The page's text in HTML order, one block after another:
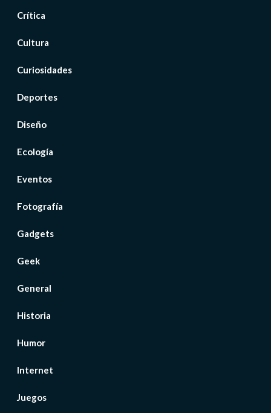
Crítica
Cultura
Curiosidades
Deportes
Diseño
Ecología
Eventos
Fotografía
Gadgets
Geek
General
Historia
Humor
Internet
Juegos